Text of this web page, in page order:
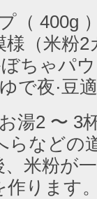
（ 400g
様（米粉
ちゃパ
で夜·豆
湯2 〜 3
らなどの
米粉が
作ります